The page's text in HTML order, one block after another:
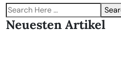
Neuesten Artikel